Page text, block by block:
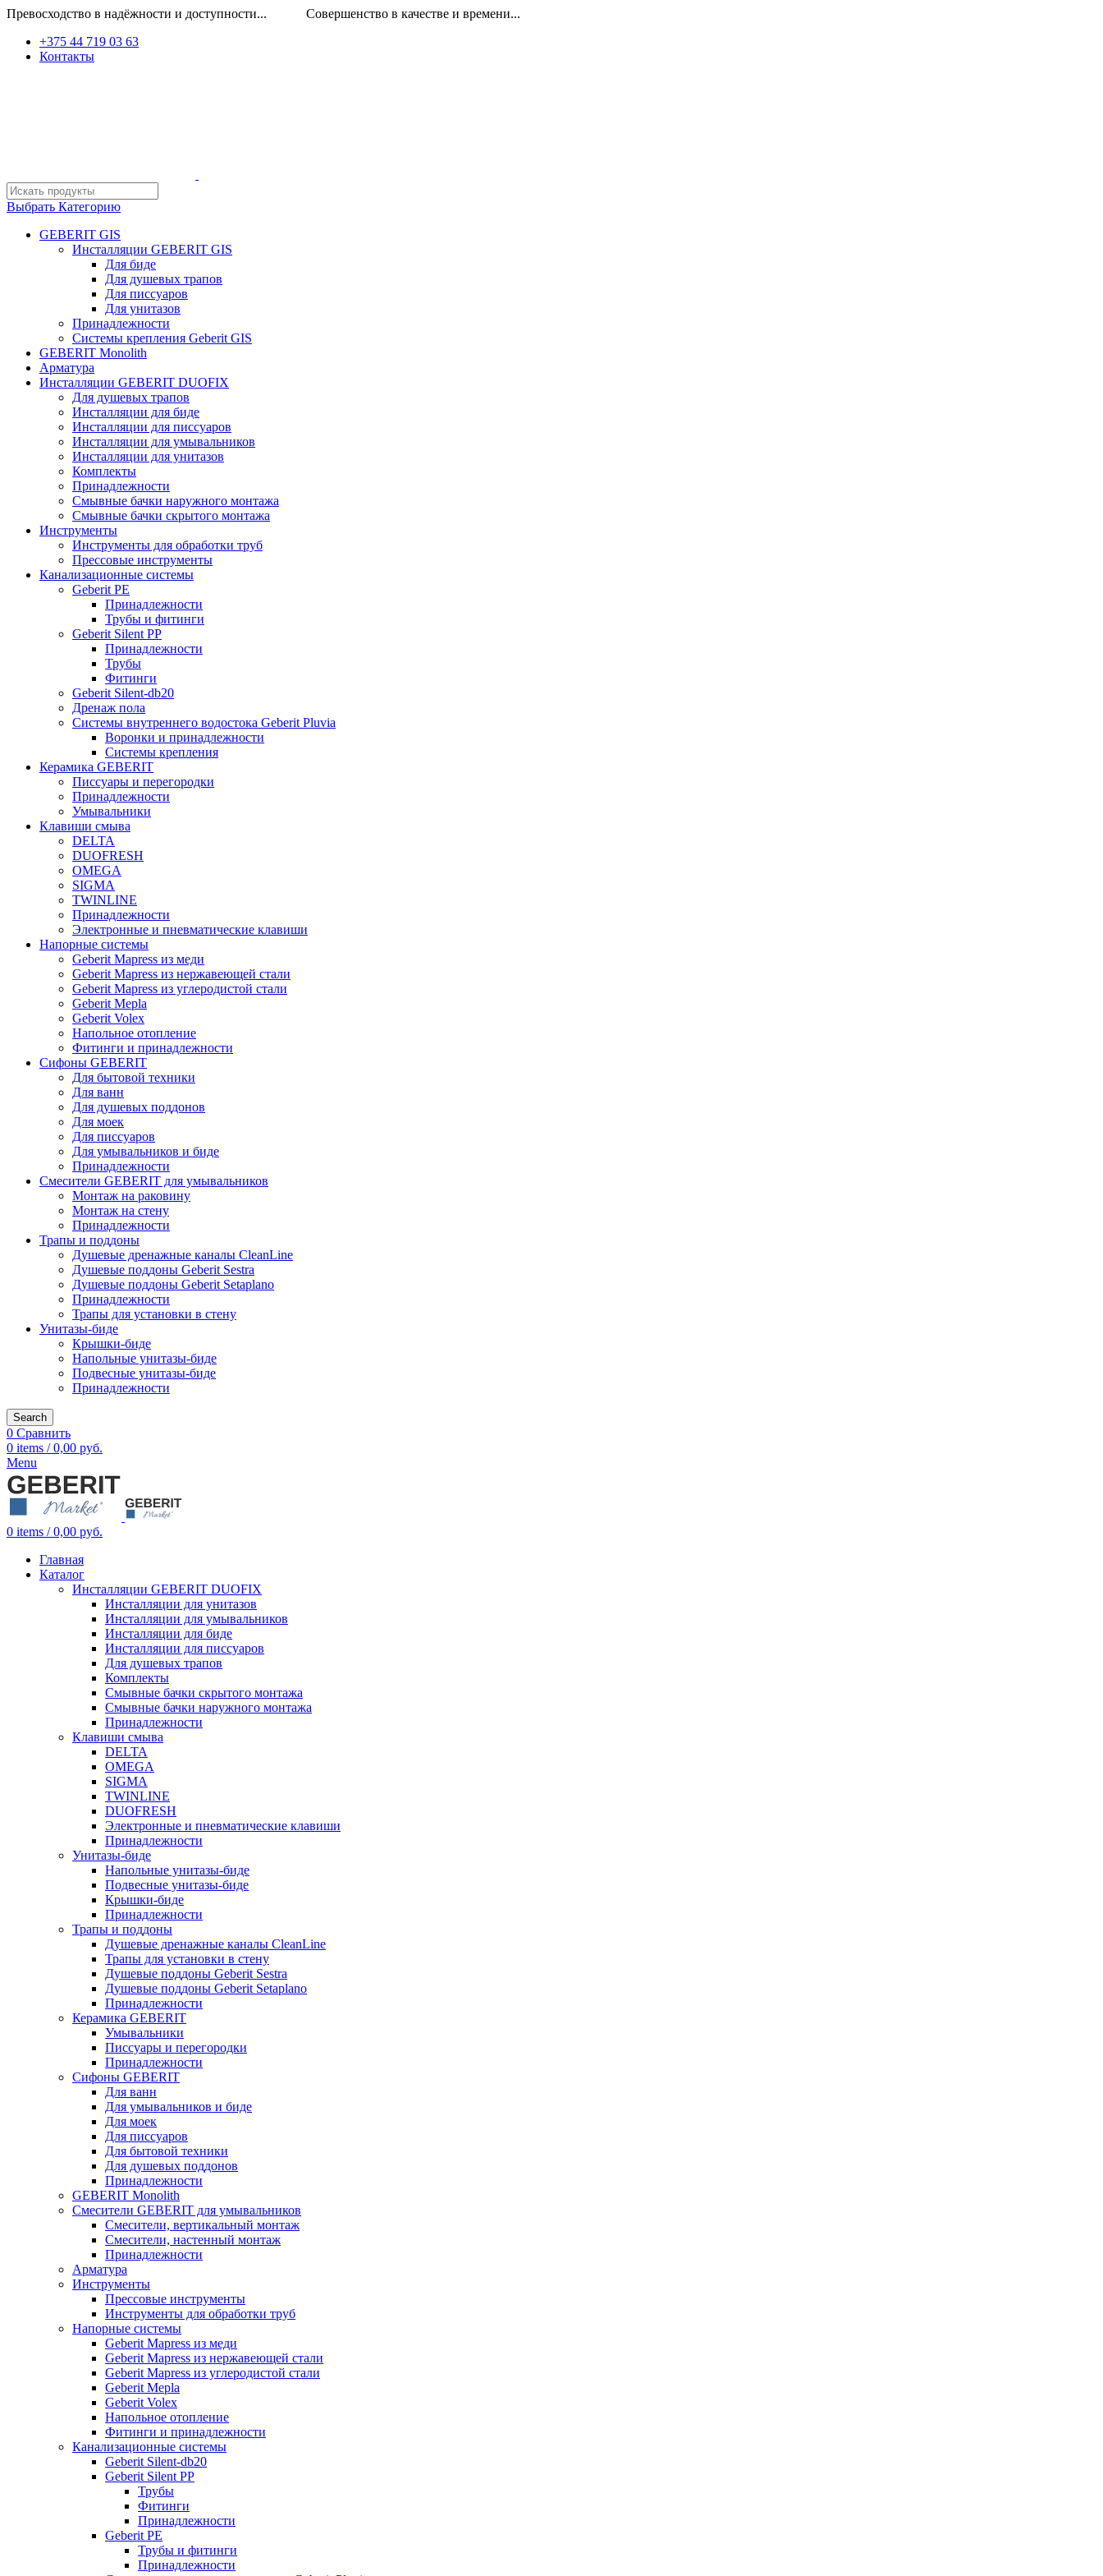
Превосходство в надёжности и доступности... Совершенство в качестве и времени...
+375 44 719 03 63
Контакты
Выбрать Категорию
GEBERIT GIS
Инсталляции GEBERIT GIS
Для биде
Для душевых трапов
Для писсуаров
Для унитазов
Принадлежности
Системы крепления Geberit GIS
GEBERIT Monolith
Арматура
Инсталляции GEBERIT DUOFIX
Для душевых трапов
Инсталляции для биде
Инсталляции для писсуаров
Инсталляции для умывальников
Инсталляции для унитазов
Комплекты
Принадлежности
Смывные бачки наружного монтажа
Смывные бачки скрытого монтажа
Инструменты
Инструменты для обработки труб
Прессовые инструменты
Канализационные системы
Geberit PE
Принадлежности
Трубы и фитинги
Geberit Silent PP
Принадлежности
Трубы
Фитинги
Geberit Silent-db20
Дренаж пола
Системы внутреннего водостока Geberit Pluvia
Воронки и принадлежности
Системы крепления
Керамика GEBERIT
Писсуары и перегородки
Принадлежности
Умывальники
Клавиши смыва
DELTA
DUOFRESH
OMEGA
SIGMA
TWINLINE
Принадлежности
Электронные и пневматические клавиши
Напорные системы
Geberit Mapress из меди
Geberit Mapress из нержавеющей стали
Geberit Mapress из углеродистой стали
Geberit Mepla
Geberit Volex
Напольное отопление
Фитинги и принадлежности
Сифоны GEBERIT
Для бытовой техники
Для ванн
Для душевых поддонов
Для моек
Для писсуаров
Для умывальников и биде
Принадлежности
Смесители GEBERIT для умывальников
Монтаж на раковину
Монтаж на стену
Принадлежности
Трапы и поддоны
Душевые дренажные каналы CleanLine
Душевые поддоны Geberit Sestra
Душевые поддоны Geberit Setaplano
Принадлежности
Трапы для установки в стену
Унитазы-биде
Крышки-биде
Напольные унитазы-биде
Подвесные унитазы-биде
Принадлежности
Search
0 Сравнить
0 items / 0,00 руб.
Menu
0 items / 0,00 руб.
Главная
Каталог
Инсталляции GEBERIT DUOFIX
Инсталляции для унитазов
Инсталляции для умывальников
Инсталляции для биде
Инсталляции для писсуаров
Для душевых трапов
Комплекты
Смывные бачки скрытого монтажа
Смывные бачки наружного монтажа
Принадлежности
Клавиши смыва
DELTA
OMEGA
SIGMA
TWINLINE
DUOFRESH
Электронные и пневматические клавиши
Принадлежности
Унитазы-биде
Напольные унитазы-биде
Подвесные унитазы-биде
Крышки-биде
Принадлежности
Трапы и поддоны
Душевые дренажные каналы CleanLine
Трапы для установки в стену
Душевые поддоны Geberit Sestra
Душевые поддоны Geberit Setaplano
Принадлежности
Керамика GEBERIT
Умывальники
Писсуары и перегородки
Принадлежности
Сифоны GEBERIT
Для ванн
Для умывальников и биде
Для моек
Для писсуаров
Для бытовой техники
Для душевых поддонов
Принадлежности
GEBERIT Monolith
Смесители GEBERIT для умывальников
Смесители, вертикальный монтаж
Смесители, настенный монтаж
Принадлежности
Арматура
Инструменты
Прессовые инструменты
Инструменты для обработки труб
Напорные системы
Geberit Mapress из меди
Geberit Mapress из нержавеющей стали
Geberit Mapress из углеродистой стали
Geberit Mepla
Geberit Volex
Напольное отопление
Фитинги и принадлежности
Канализационные системы
Geberit Silent-db20
Geberit Silent PP
Трубы
Фитинги
Принадлежности
Geberit PE
Трубы и фитинги
Принадлежности